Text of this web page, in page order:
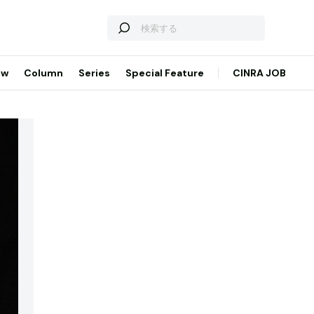
Column Series Special Feature CINRA JOB